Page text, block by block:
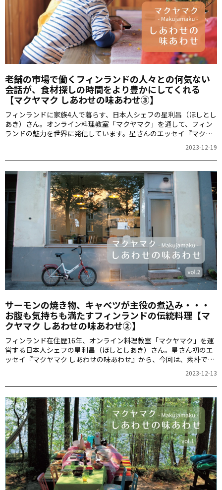
老舗の市場で働くフィンランドの人々との何気ない
会話が、食材探しの時間をより豊かにしてくれる
【マクヤマク しあわせの味あわせ③】
フィンランドに家族4人で暮らす、日本人シェフの星利昌（ほしとし
あき）さん。オンライン料理教室「マクヤマク」を通して、フィン
ランドの魅力を世界に発信しています。星さんのエッセイ『マクヤ
2023-12-19
サーモンの焼き物、キャベツが主役の煮込み・・・
お腹も気持ちも満たすフィンランドの伝統料理【マ
クヤマク しあわせの味あわせ②】
フィンランド在住歴16年、オンライン料理教室「マクヤマク」を運
営する日本人シェフの星利昌（ほしとしあき）さん。星さん初のエ
ッセイ『マクヤマク しあわせの味あわせ』から、今回は、素朴であ
りながら味わい深いフィンランド料理について“おすそ分け”しま
2023-12-13